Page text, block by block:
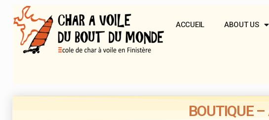
ACCUEIL ABOUT US
BOUTIQUE